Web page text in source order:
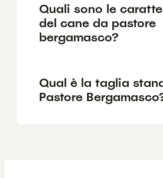
Quali sono le
del cane da pastore
bergamasco?
Qual è la taglia
Pastore